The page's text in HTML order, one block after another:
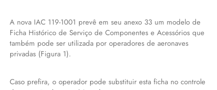
A nova IAC 119-1001 prevê em seu anexo 33 um modelo de
Ficha Histórico de Serviço de Componentes e Acessórios que
também pode ser utilizada por operadores de aeronaves
privadas (Figura 1).
Caso prefira, o operador pode substituir esta ficha no controle